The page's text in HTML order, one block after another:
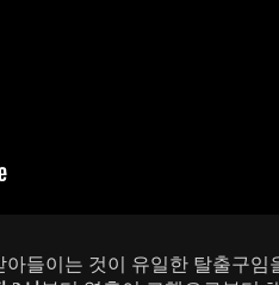
들이는 것이 유일한 탈출구임